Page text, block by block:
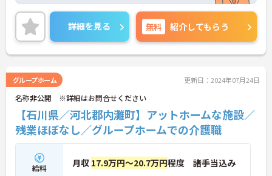
昇給や賞与制度があり、頑張りが評価されてしっか
りと還元されます。さらに各種手当もあるのは嬉し
いポイントです◎しっかりとしたフォロー体制で、
経験に関わらず安心してスタートできます。
こちらの求人にご興味がございましたら面接のポイ
ます。
詳細を見る 無料 紹介してもらう
グループホーム 更新日：2024年07月24日
名称非公開 ※詳細はお問合せください
【石川県／河北郡内灘町】アットホームな施設／
残業ほぼなし／グループホームでの介護職
給料 月収 17.9万円～20.7万円程度 諸手当込み